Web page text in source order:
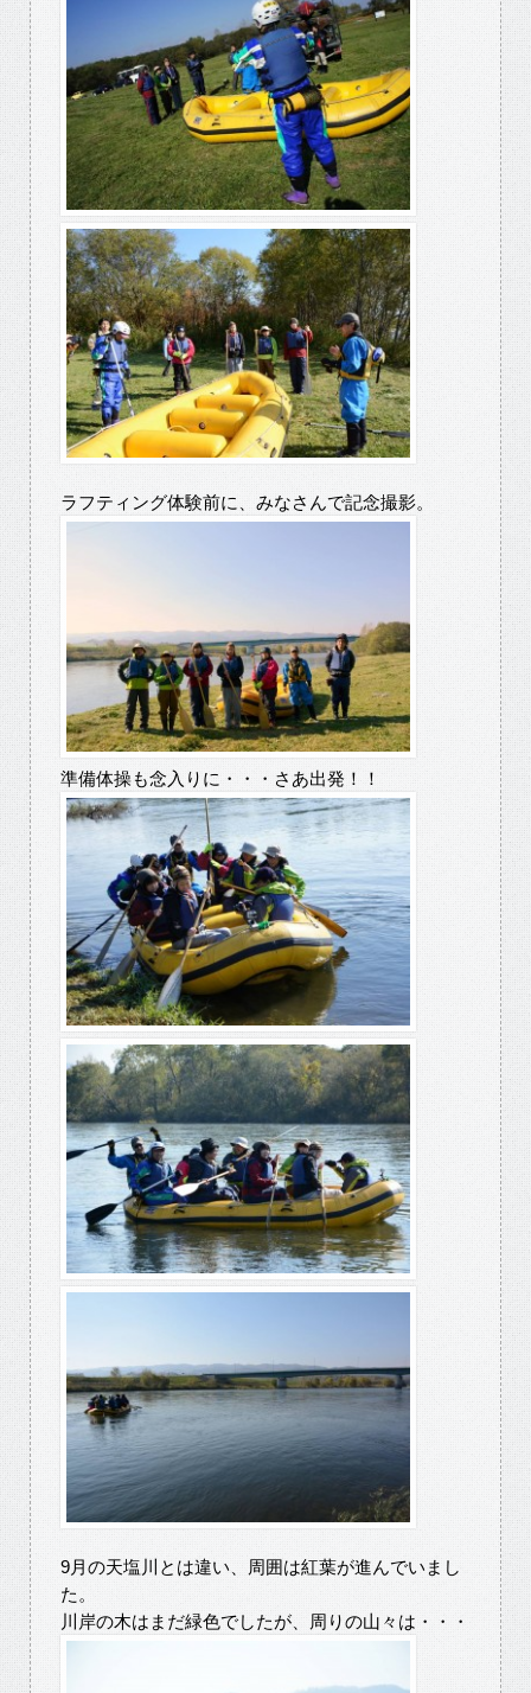
ラフティング体験前に、みなさんで記念撮影。
準備体操も念入りに・・・さあ出発！！
9月の天塩川とは違い、周囲は紅葉が進んでいまし
た。
川岸の木はまだ緑色でしたが、周りの山々は・・・